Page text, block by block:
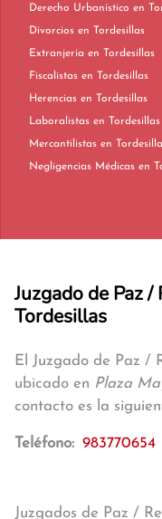
Derecho
Divorcios en Tordesillas
Extranjería en Tordesillas
Fiscalistas en Tordesillas
Herencias en Tordesillas
Laboralistas en Tordesillas
Mercantilistas en
Juzgado de Paz
Tordesillas
El Juzgado de Paz /
ubicado en Plaza
contacto es la
Teléfono: 983770654
Juzgados de Paz /